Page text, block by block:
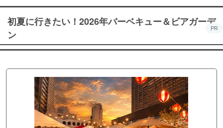
初夏に行きたい！2026年バーベキュー＆ビアガーデ
ン
PR